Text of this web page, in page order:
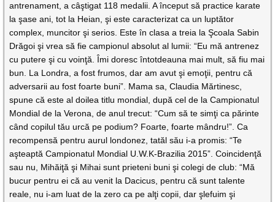
antrenament, a câştigat 118 medalii. A început să practice karate
la şase ani, tot la Heian, şi este caracterizat ca un luptător
complex, muncitor şi serios. Este în clasa a treia la Şcoala Sabin
Drăgoi şi vrea să fie campionul absolut al lumii: “Eu mă antrenez
cu putere şi cu voinţă. Îmi doresc întotdeauna mai mult, să fiu mai
bun. La Londra, a fost frumos, dar am avut şi emoţii, pentru că
adversarii au fost foarte buni”. Mama sa, Claudia Mărtinesc,
spune că este al doilea titlu mondial, după cel de la Campionatul
Mondial de la Verona, de anul trecut: “Cum să te simţi ca părinte
când copilul tău urcă pe podium? Foarte, foarte mândru!”. Ca
recompensă pentru aurul londonez, tatăl său i-a promis: “Te
aşteaptă Campionatul Mondial U.W.K-Brazilia 2015”. Coincidenţă
sau nu, Mihăiţă şi Mihai sunt prieteni buni şi colegi de club: “Mă
bucur pentru ei că au venit la Dacicus, pentru că sunt talente
reale, nu i-am luat de la zero ca pe alţi copii, dar şlefuim şi